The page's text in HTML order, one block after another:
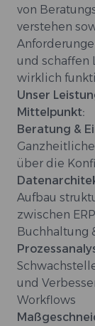
von
verstehen
und schaffen
wirklich
Unser
Mittelpunkt:
Beratung &
über die
Aufbau
zwischen
Buchhaltung
und
Workflows